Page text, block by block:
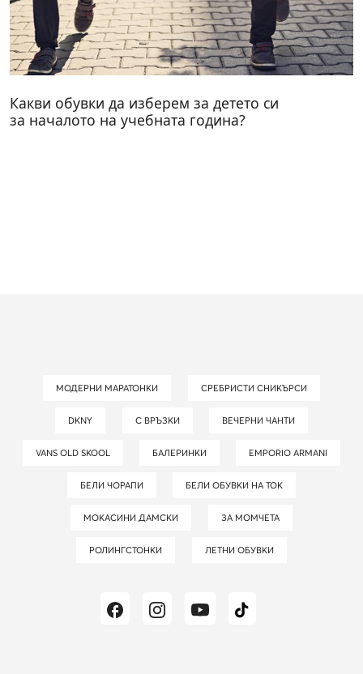
Какви обувки да изберем за детето си
за началото на учебната година?
МОДЕРНИ МАРАТОНКИ СРЕБРИСТИ СНИКЪРСИ
DKNY С ВРЪЗКИ ВЕЧЕРНИ ЧАНТИ
VANS OLD SKOOL БАЛЕРИНКИ EMPORIO ARMANI
БЕЛИ ЧОРАПИ БЕЛИ ОБУВКИ НА ТОК
МОКАСИНИ ДАМСКИ ЗА МОМЧЕТА
РОЛИНГСТОНКИ ЛЕТНИ ОБУВКИ